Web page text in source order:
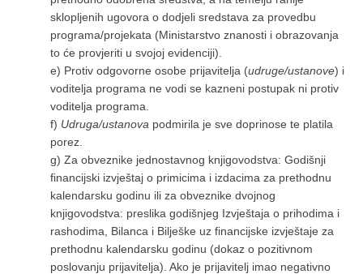
sklopljenih ugovora o dodjeli sredstava za provedbu
programa/projekata (Ministarstvo znanosti i obrazovanja
to će provjeriti u svojoj evidenciji).
e) Protiv odgovorne osobe prijavitelja (udruge/ustanove) i
voditelja programa ne vodi se kazneni postupak ni protiv
voditelja programa.
f) Udruga/ustanova podmirila je sve doprinose te platila
porez.
g) Za obveznike jednostavnog knjigovodstva: Godišnji
financijski izvještaj o primicima i izdacima za prethodnu
kalendarsku godinu ili za obveznike dvojnog
knjigovodstva: preslika godišnjeg Izvještaja o prihodima i
rashodima, Bilanca i Bilješke uz financijske izvještaje za
prethodnu kalendarsku godinu (dokaz o pozitivnom
poslovanju prijavitelja). Ako je prijavitelj imao negativno